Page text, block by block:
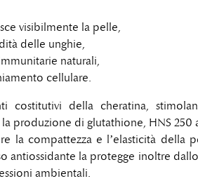
visibilmente la pelle,
delle unghie,
naturali,
cellulare.
costitutivi della cheratina,
produzione di glutathione, HNS 250
la compattezza e l’elasticità della
antiossidante la protegge inoltre dallo
ambientali.